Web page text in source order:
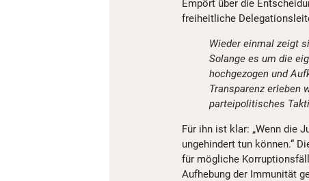
Empört über die
freiheitliche
Wieder einmal zeigt
Solange es um die
hochgezogen und
Transparenz erleben
parteipolitisches
Für ihn ist klar: „Wenn die
ungehindert tun können.“
für mögliche
Aufhebung der Immunität